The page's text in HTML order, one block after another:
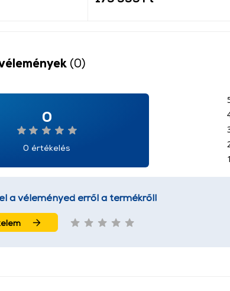
(0)
0
0 értékelés
a véleményed erről a termékről!